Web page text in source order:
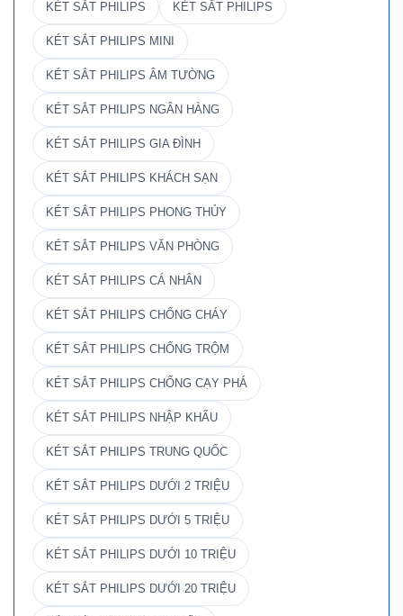
KÉT SẮT PHILIPS KÉT SẮT PHILIPS
KÉT SẮT PHILIPS MINI
KÉT SẮT PHILIPS ÂM TƯỜNG
KÉT SẮT PHILIPS NGÂN HÀNG
KÉT SẮT PHILIPS GIA ĐÌNH
KÉT SẮT PHILIPS KHÁCH SẠN
KÉT SẮT PHILIPS PHONG THỦY
KÉT SẮT PHILIPS VĂN PHÒNG
KÉT SẮT PHILIPS CÁ NHÂN
KÉT SẮT PHILIPS CHỐNG CHÁY
KÉT SẮT PHILIPS CHỐNG TRỘM
KÉT SẮT PHILIPS CHỐNG CẠY PHÁ
KÉT SẮT PHILIPS NHẬP KHẨU
KÉT SẮT PHILIPS TRUNG QUỐC
KÉT SẮT PHILIPS DƯỚI 2 TRIỆU
KÉT SẮT PHILIPS DƯỚI 5 TRIỆU
KÉT SẮT PHILIPS DƯỚI 10 TRIỆU
KÉT SẮT PHILIPS DƯỚI 20 TRIỆU